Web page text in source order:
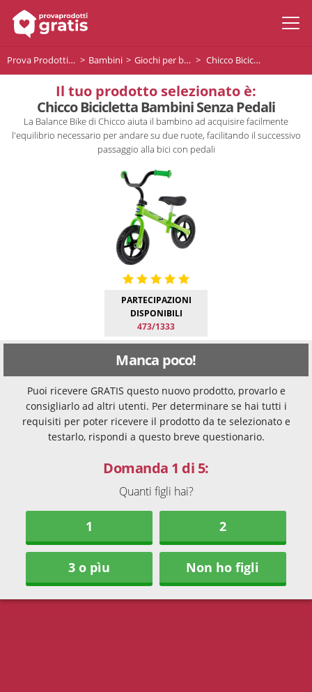
Prova Prodotti Gratis Bambini Giochi per bambini Chicco Bicicletta Bambini Senza Pedali
Il tuo prodotto selezionato è:
Chicco Bicicletta Bambini Senza Pedali
La Balance Bike di Chicco aiuta il bambino ad acquisire facilmente
l'equilibrio necessario per andare su due ruote, facilitando il successivo
passaggio alla bici con pedali
PARTECIPAZIONI
DISPONIBILI
473/1333
Manca poco!
Puoi ricevere GRATIS questo nuovo prodotto, provarlo e
consigliarlo ad altri utenti. Per determinare se hai tutti i
requisiti per poter ricevere il prodotto da te selezionato e
testarlo, rispondi a questo breve questionario.
Domanda 1 di 5:
Quanti figli hai?
1 2
3 o pìu Non ho figli